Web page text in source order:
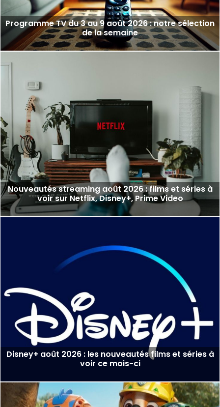
Programme TV du 3 au 9 août 2026 : notre sélection
de la semaine
Nouveautés streaming août 2026 : films et séries à
voir sur Netflix, Disney+, Prime Video
Disney+ août 2026 : les nouveautés films et séries à
voir ce mois-ci